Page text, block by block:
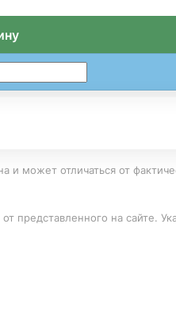
и может отличаться от
представленного на сайте.